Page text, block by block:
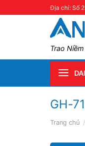
Địa chỉ: Số
Trao
GH-
Trang chủ /